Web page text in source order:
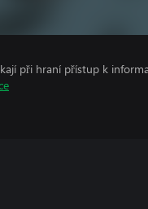
při hraní přístup k